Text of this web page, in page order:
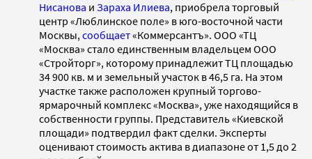
Нисанова и Зараха Илиева, приобрела торговый
центр «Люблинское поле» в юго-восточной части
Москвы, сообщает«Коммерсантъ». ООО «ТЦ
«Москва» стало единственным владельцем ООО
«Стройторг», которому принадлежит ТЦ площадью
34 900 кв. м и земельный участок в 46,5 га. На этом
участке также расположен крупный торгово-
ярмарочный комплекс «Москва», уже находящийся в
собственности группы. Представитель «Киевской
площади» подтвердил факт сделки. Эксперты
оценивают стоимость актива в диапазоне от 1,5 до 2